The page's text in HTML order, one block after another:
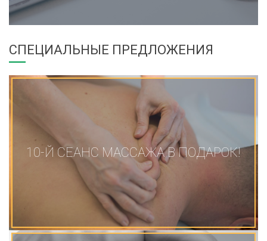
СПЕЦИАЛЬНЫЕ ПРЕДЛОЖЕНИЯ
10-Й СЕАНС МАССАЖА В ПОДАРОК!